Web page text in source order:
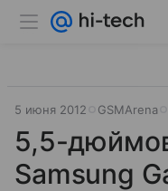
5 июня 2012 GSMArena
5,5-
Samsung